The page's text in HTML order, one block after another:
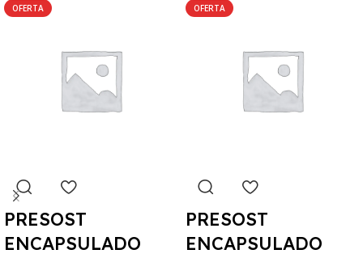
OFERTA
PRESOST
ENCAPSULADO
OFERTA
PRESOST
ENCAPSULADO